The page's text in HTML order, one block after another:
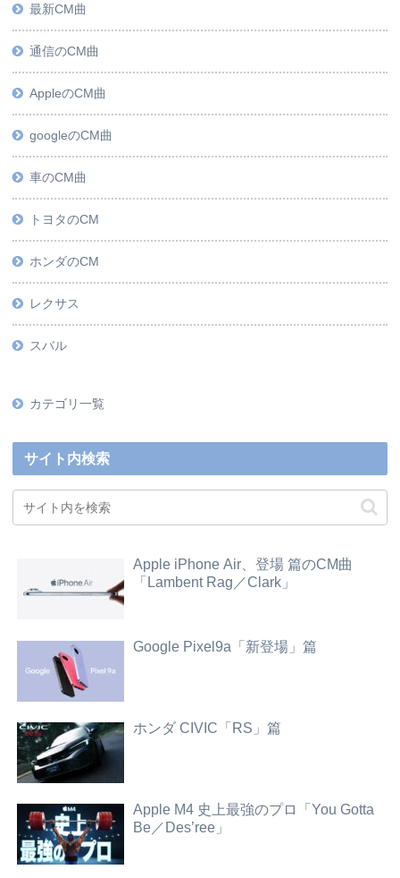
最新CM曲
通信のCM曲
AppleのCM曲
googleのCM曲
車のCM曲
トヨタのCM
ホンダのCM
レクサス
スバル
カテゴリ一覧
サイト内検索
Apple iPhone Air、登場 篇のCM曲
「Lambent Rag／Clark」
Google Pixel9a「新登場」篇
ホンダ CIVIC「RS」篇
Apple M4 史上最強のプロ「You Gotta
Be／Des’ree」